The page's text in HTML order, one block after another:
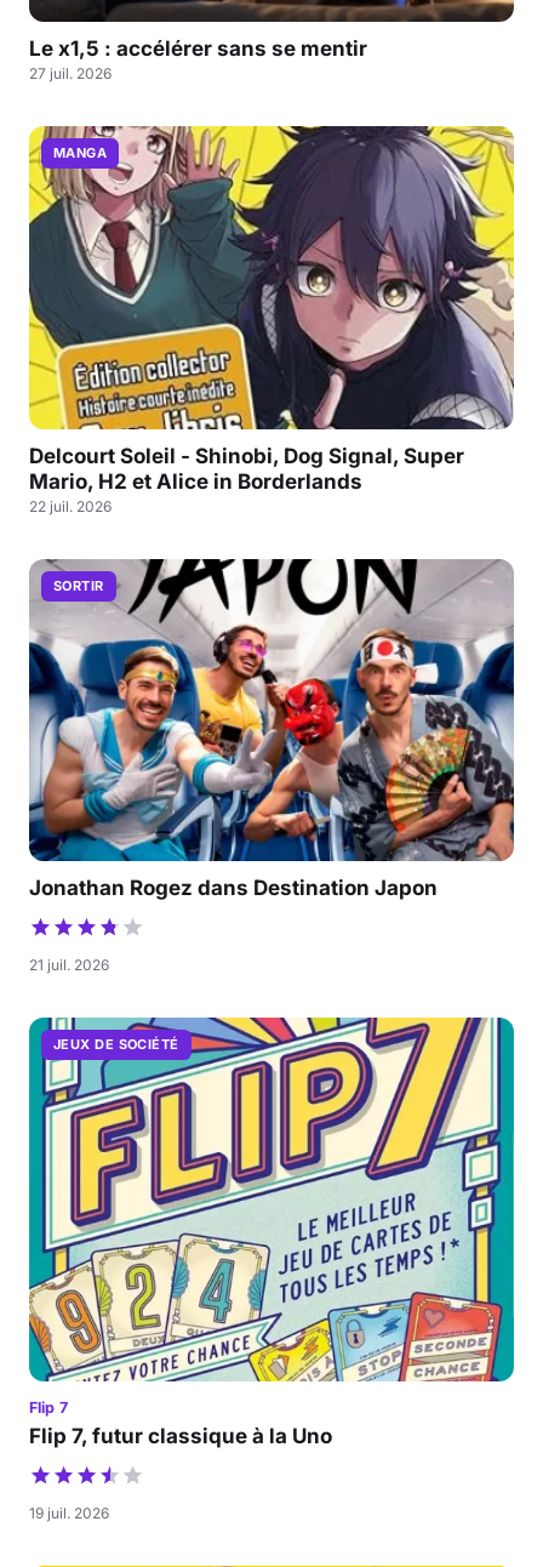
Le x1,5 : accélérer sans se mentir
27 juil. 2026
MANGA
Delcourt Soleil - Shinobi, Dog Signal, Super
Mario, H2 et Alice in Borderlands
22 juil. 2026
SORTIR
Jonathan Rogez dans Destination Japon
21 juil. 2026
JEUX DE SOCIÉTÉ
Flip 7
Flip 7, futur classique à la Uno
19 juil. 2026